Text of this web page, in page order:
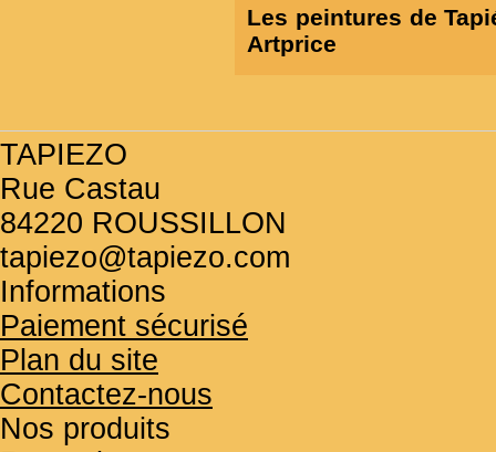
Les peintures de
Artprice
TAPIEZO
Rue Castau
84220 ROUSSILLON
tapiezo@tapiezo.com
Informations
Paiement sécurisé
Plan du site
Contactez-nous
Nos produits